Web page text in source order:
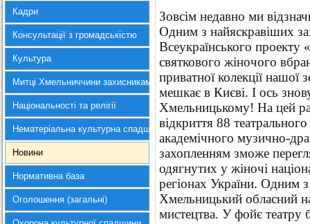
Кадри
Консультації з громадськістю
Культура
Митці Хмельниччини захисникам України
Національності та релігії
Нематеріальна культурна спадщина
Новини
Нормативна база
Оголошення (загальні)
Зовсім недавно ми
Одним з найяскравіших
Всеукраїнського проекту
святкового жіночого
приватної колекції нашої
мешкає в Києві. І ось
Хмельницькому! На цей
відкриття 88
академічного музично-
захопленням зможе
одягнутих у жіночі
регіонах України. Одним з
Хмельницький обласний
мистецтва. У фойє театру